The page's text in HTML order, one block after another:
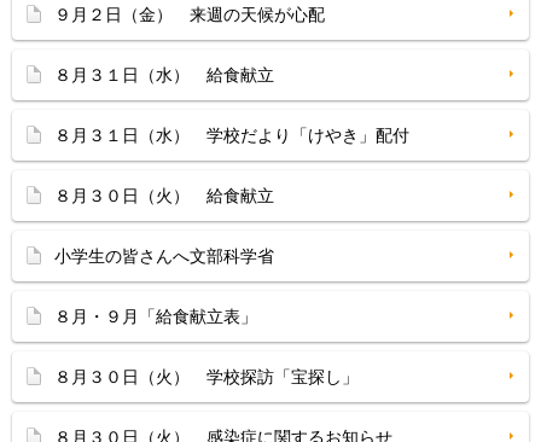
９月２日（金） 来週の天候が心配
８月３１日（水） 給食献立
８月３１日（水） 学校だより「けやき」配付
８月３０日（火） 給食献立
小学生の皆さんへ文部科学省
８月・９月「給食献立表」
８月３０日（火） 学校探訪「宝探し」
８月３０日（火） 感染症に関するお知らせ